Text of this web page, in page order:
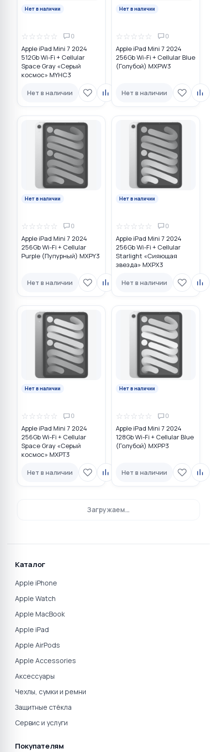
Нет в наличии
☆☆☆☆☆ 0
Apple iPad Mini 7 2024
512Gb Wi-Fi + Cellular
Space Gray «Серый
космос» MYHC3
Нет в наличии
Нет в наличии
☆☆☆☆☆ 0
Apple iPad Mini 7 2024
256Gb Wi-Fi + Cellular Blue
(Голубой) MXPW3
Нет в наличии
Нет в наличии
☆☆☆☆☆ 0
Apple iPad Mini 7 2024
256Gb Wi-Fi + Cellular
Purple (Пупурный) MXPY3
Нет в наличии
Нет в наличии
☆☆☆☆☆ 0
Apple iPad Mini 7 2024
256Gb Wi-Fi + Cellular
Starlight «Сияющая
звезда» MXPX3
Нет в наличии
Нет в наличии
☆☆☆☆☆ 0
Apple iPad Mini 7 2024
256Gb Wi-Fi + Cellular
Space Gray «Серый
космос» MXPT3
Нет в наличии
Нет в наличии
☆☆☆☆☆ 0
Apple iPad Mini 7 2024
128Gb Wi-Fi + Cellular Blue
(Голубой) MXPP3
Нет в наличии
Загружаем…
Каталог
Apple iPhone
Apple Watch
Apple MacBook
Apple iPad
Apple AirPods
Apple Accessories
Аксессуары
Чехлы, сумки и ремни
Защитные стёкла
Сервис и услуги
Покупателям